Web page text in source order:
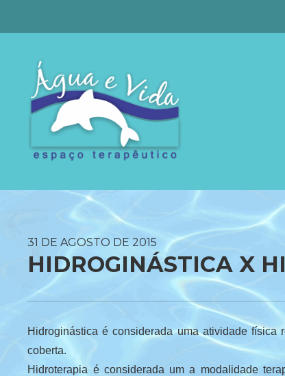
31 DE AGOSTO DE 2015
HIDROGINÁSTICA X
Hidroginástica é considerada uma atividade
coberta.
Hidroterapia é considerada um a modalidade